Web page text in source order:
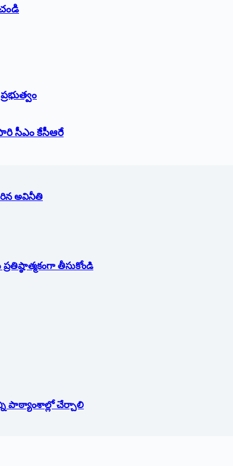
సీఎం కేసీఆరే
అవినీతి
ప్రతిష్ఠాత్మకంగా తీసుకోండి
పాఠ్యాంశాల్లో చేర్చాలి